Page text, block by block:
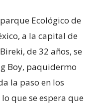
Ecológico de
a la capital de
de 32 años, se
Boy, paquidermo
la paso en los
que se espera que